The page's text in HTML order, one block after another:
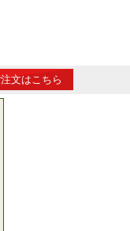
文はこちら